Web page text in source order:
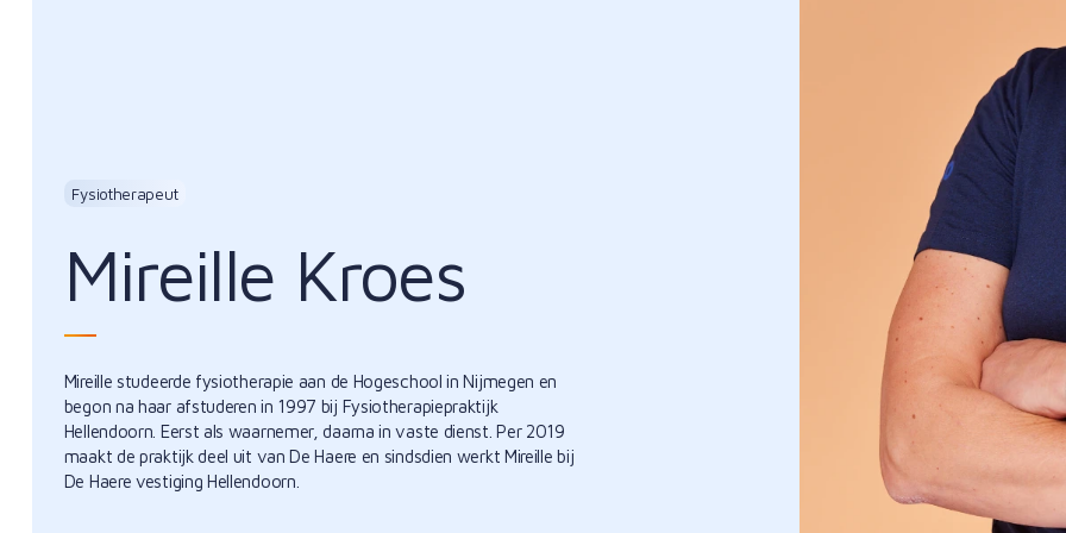
Fysiotherapeut
Mireille Kroes
Mireille studeerde fysiotherapie aan de Hogeschool in Nijmegen en
begon na haar afstuderen in 1997 bij Fysiotherapiepraktijk
Hellendoorn. Eerst als waarnemer, daarna in vaste dienst. Per 2019
maakt de praktijk deel uit van De Haere en sindsdien werkt Mireille bij
De Haere vestiging Hellendoorn.